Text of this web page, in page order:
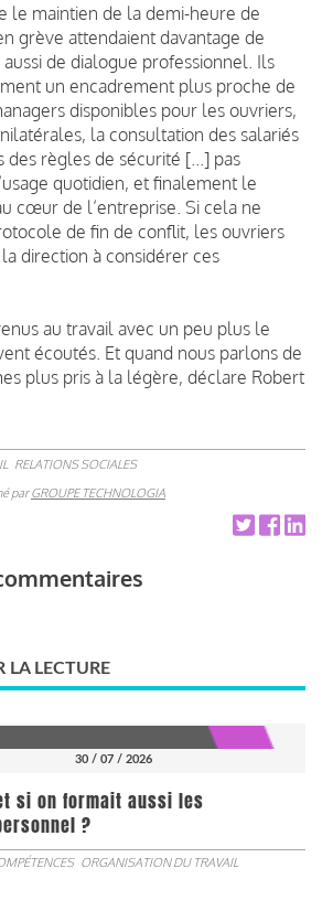
le maintien de la demi-heure de
grève attendaient davantage de
de dialogue professionnel. Ils
un encadrement plus proche de
disponibles pour les ouvriers,
la consultation des salariés
des règles de sécurité [...] pas
quotidien, et finalement le
cœur de l’entreprise. Si cela ne
de fin de conflit, les ouvriers
direction à considérer ces
au travail avec un peu plus le
écoutés. Et quand nous parlons de
plus pris à la légère, déclare Robert
RELATIONS SOCIALES
parGROUPE TECHNOLOGIA
LA LECTURE
30 / 07 / 2026
si on formait aussi les
?
ORGANISATION DU TRAVAIL